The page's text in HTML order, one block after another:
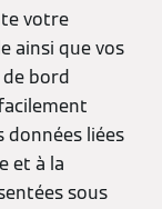
votre
ainsi que vos
bord
données liées
et à la
sous